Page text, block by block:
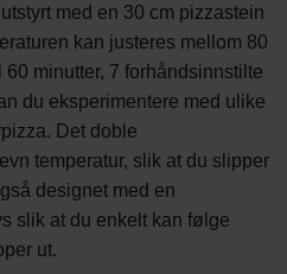
med en 30 cm pizzastein
kan justeres mellom 80
minutter, 7 forhåndsinnstilte
du eksperimentere med ulike
Det doble
temperatur, slik at du slipper
designet med en
slik at du enkelt kan følge
ut.